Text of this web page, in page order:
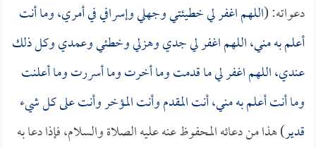
دعواته: (اللهم اغفر لي خطيئتي وجهلي وإسرافي في أمري، وما أنت
أعلم به مني، اللهم اغفر لي جدي وهزلي وخطئي وعمدي وكل ذلك
عندي، اللهم اغفر لي ما قدمت وما أخرت وما أسررت وما أعلنت
وما أنت أعلم به مني، أنت المقدم وأنت المؤخر وأنت على كل شيء
قدير) هذا من دعائه المحفوظ عنه عليه الصلاة والسلام، فإذا دعا به